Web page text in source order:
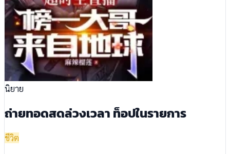
นิยาย
ถ่ายทอดสดล่วงเวลา ท็อปในรายการ
ชีวิต